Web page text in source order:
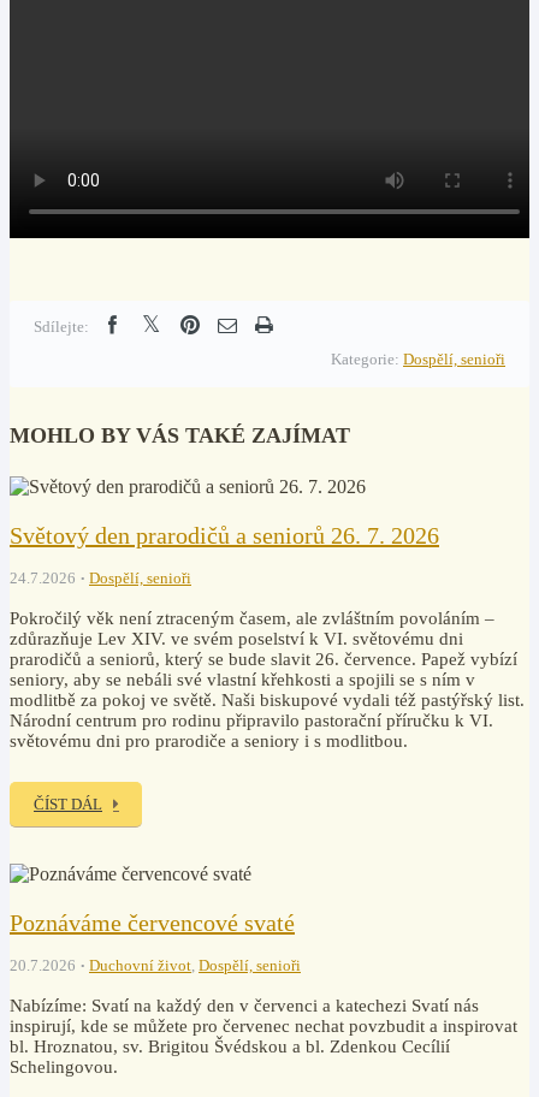
Sdílejte:
Kategorie: Dospělí, senioři
MOHLO BY VÁS TAKÉ ZAJÍMAT
Světový den prarodičů a seniorů 26. 7. 2026
24.7.2026 Dospělí, senioři
Pokročilý věk není ztraceným časem, ale zvláštním povoláním –
zdůrazňuje Lev XIV. ve svém poselství k VI. světovému dni
prarodičů a seniorů, který se bude slavit 26. července. Papež vybízí
seniory, aby se nebáli své vlastní křehkosti a spojili se s ním v
modlitbě za pokoj ve světě. Naši biskupové vydali též pastýřský list.
Národní centrum pro rodinu připravilo pastorační příručku k VI.
světovému dni pro prarodiče a seniory i s modlitbou.
ČÍST DÁL
Poznáváme červencové svaté
20.7.2026 Duchovní život, Dospělí, senioři
Nabízíme: Svatí na každý den v červenci a katechezi Svatí nás
inspirují, kde se můžete pro červenec nechat povzbudit a inspirovat
bl. Hroznatou, sv. Brigitou Švédskou a bl. Zdenkou Cecílií
Schelingovou.